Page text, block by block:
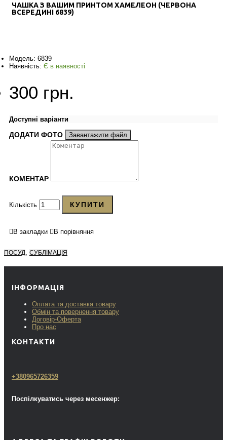
ЧАШКА З ВАШИМ ПРИНТОМ ХАМЕЛЕОН (ЧЕРВОНА
ВСЕРЕДИНІ 6839)
Модель: 6839
Наявність: Є в наявності
300 грн.
Доступні варіанти
ДОДАТИ ФОТО Завантажити файл
КОМЕНТАР
Кількість КУПИТИ
В закладки В порівняння
ПОСУД СУБЛІМАЦІЯ
ІНФОРМАЦІЯ
Оплата та доставка товару
Обмін та повернення товару
Договір-Оферта
Про нас
КОНТАКТИ
+380965726359
Поспілкуватись через месенжер: